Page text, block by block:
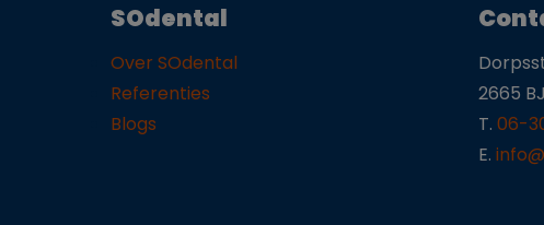
SOdental
Over SOdental
Referenties
Blogs
2665
T. 06-
E.